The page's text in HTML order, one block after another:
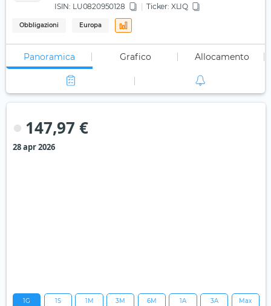
ISIN: LU0820950128 Ticker: XLIQ
Obbligazioni Europa
Panoramica Grafico Allocamento
147,97 €
28 apr 2026
1G 1S 1M 3M 6M 1A 3A Max